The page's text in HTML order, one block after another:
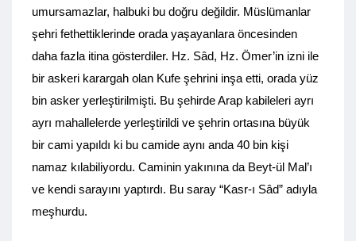
umursamazlar, halbuki bu doğru değildir. Müslümanlar
şehri fethettiklerinde orada yaşayanlara öncesinden
daha fazla itina gösterdiler. Hz. Sâd, Hz. Ömer’in izni ile
bir askeri karargah olan Kufe şehrini inşa etti, orada yüz
bin asker yerleştirilmişti. Bu şehirde Arap kabileleri ayrı
ayrı mahallelerde yerleştirildi ve şehrin ortasına büyük
bir cami yapıldı ki bu camide aynı anda 40 bin kişi
namaz kılabiliyordu. Caminin yakınına da Beyt-ül Mal’ı
ve kendi sarayını yaptırdı. Bu saray “Kasr-ı Sâd” adıyla
meşhurdu.